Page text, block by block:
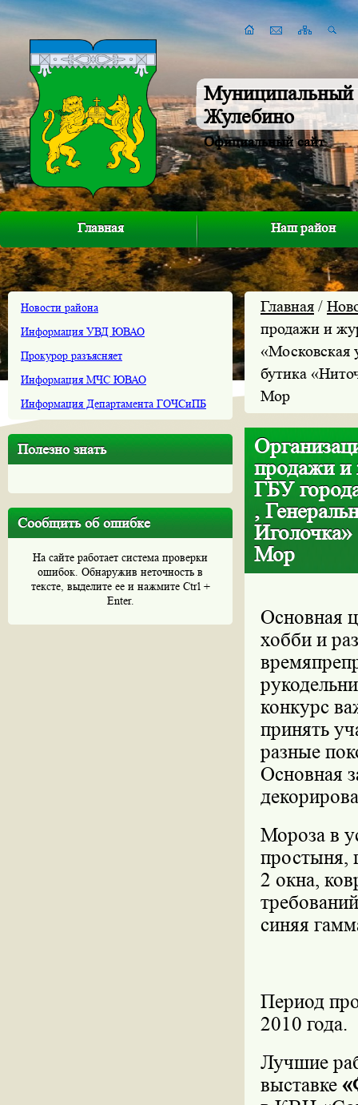
Муниципальный
Жулебино
Официальный сайт
Главная Наш район
Новости района
Информация УВД ЮВАО
Прокурор разъясняет
Информация МЧС ЮВАО
Информация Департамента ГОЧСиПБ
Полезно знать
Сообщить об ошибке
На сайте работает система проверки
ошибок. Обнаружив неточность в
тексте, выделите ее и нажмите Ctrl +
Enter.
Главная /
продажи и
«Московская
бутика
Мор
продажи и
ГБУ
,
Иголочка»
Мор
Основная
хобби и
конкурс
принять
разные
Основная
Мороза в
простыня,
2 окна,
синяя
Период
2010 года.
Лучшие
выставке